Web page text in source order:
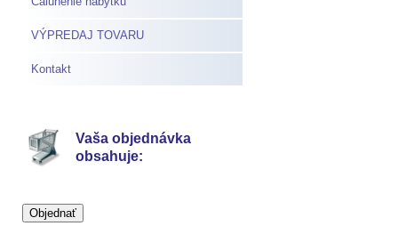
VÝPREDAJ TOVARU
Kontakt
Vaša objednávka
obsahuje: